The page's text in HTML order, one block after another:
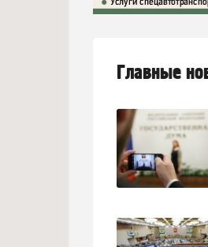
Главные